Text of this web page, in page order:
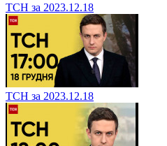
ТСН за 2023.12.18
ТСН за 2023.12.18